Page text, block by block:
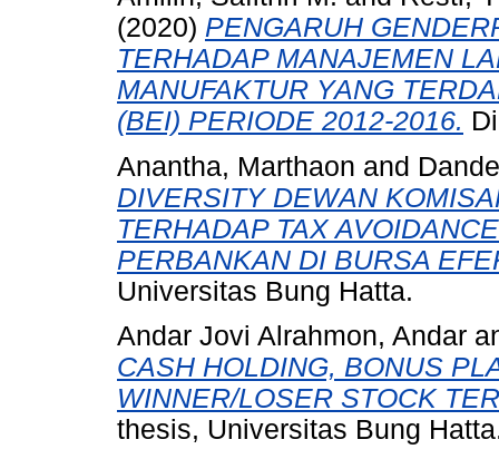
(2020) PENGARUH
TERHADAP MANAJEMEN
MANUFAKTUR YANG
(BEI) PERIODE 2012-2016.
Anantha, Marthaon and
DIVERSITY DEWAN
TERHADAP TAX
PERBANKAN DI BURSA
Universitas Bung Hatta.
Andar Jovi Alrahmon, Andar
CASH HOLDING, BONUS
WINNER/LOSER STOCK
thesis, Universitas Bung